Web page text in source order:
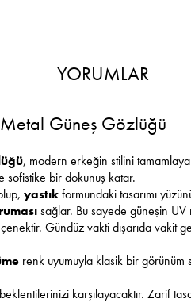
YORUMLAR
Güneş Gözlüğü
, modern erkeğin stilini
sofistike bir dokunuş katar.
yastıkformundaki tasarımı
sağlar. Bu sayede güneşin UV
Gündüz vakti dışarıda
renk uyumuyla klasik bir görünüm
beklentilerinizi karşılayacaktır. Zarif